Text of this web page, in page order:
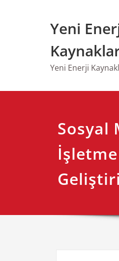
Yeni
Yeni Enerji
Sosyal